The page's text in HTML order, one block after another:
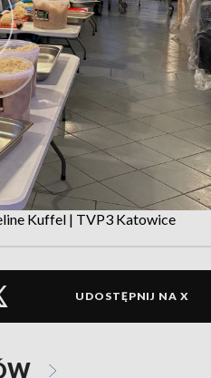
Kuffel | TVP3 Katowice
UDOSTĘPNIJ NA X